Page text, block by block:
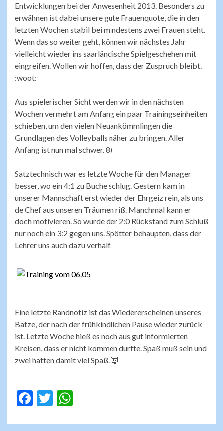
Entwicklungen bei der Anwesenheit 2013. Besonders zu
erwähnen ist dabei unsere gute Frauenquote, die in den
letzten Wochen stabil bei mindestens zwei Frauen steht.
Wenn das so weiter geht, können wir nächstes Jahr
vielleicht wieder ins saarländische Spielgeschehen mit
eingreifen. Wollen wir hoffen, dass der Zuspruch bleibt.
:woot:
Aus spielerischer Sicht werden wir in den nächsten
Wochen vermehrt am Anfang ein paar Trainingseinheiten
schieben, um den vielen Neuankömmlingen die
Grundlagen des Volleyballs näher zu bringen. Aller
Anfang ist nun mal schwer. 8)
Satztechnisch war es letzte Woche für den Manager
besser, wo ein 4:1 zu Buche schlug. Gestern kam in
unserer Mannschaft erst wieder der Ehrgeiz rein, als uns
de Chef aus unseren Träumen riß. Manchmal kann er
doch motivieren. So wurde der 2:0 Rückstand zum Schluß
nur noch ein 3:2 gegen uns. Spötter behaupten, dass der
Lehrer uns auch dazu verhalf.
Eine letzte Randnotiz ist das Wiedererscheinen unseres
Batze, der nach der frühkindlichen Pause wieder zurück
ist. Letzte Woche hieß es noch aus gut informierten
Kreisen, dass er nicht kommen durfte. Spaß muß sein und
zwei hatten damit viel Spaß. 👿
F
T